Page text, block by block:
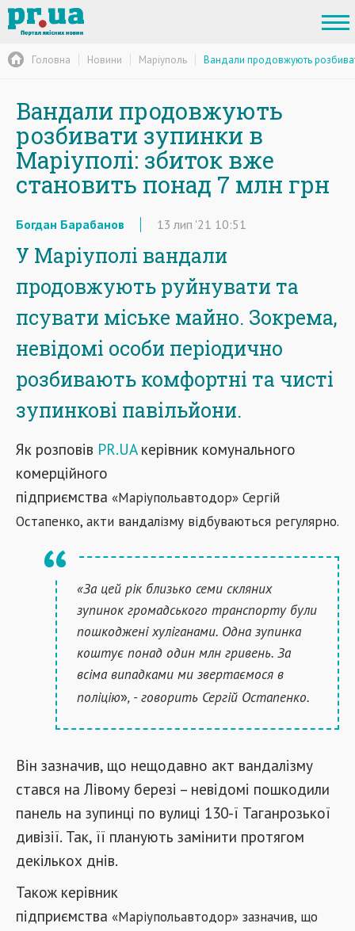
Головна Новини Маріуполь Вандали продовжують
Вандали продовжують
розбивати зупинки в
Маріуполі: збиток вже
становить понад 7 млн грн
Богдан Барабанов 13 лип '21 10:51
У Маріуполі вандали
продовжують руйнувати та
псувати міське майно. Зокрема,
невідомі особи періодично
розбивають комфортні та чисті
зупинкові павільйони.
Як розповів PR.UAкерівник комунального
комерційного
підприємства «Маріупольавтодор» Сергій
Остапенко, акти вандалізму відбуваються регулярно.
«За цей рік близько семи скляних
зупинок громадського транспорту були
пошкоджені хуліганами. Одна зупинка
коштує понад один млн гривень. За
всіма випадками ми звертаємося в
поліцію», - говорить Сергій Остапенко.
Він зазначив, що нещодавно акт вандалізму
стався на Лівому березі – невідомі пошкодили
панель на зупинці по вулиці 130-ї Таганрозької
дивізії. Так, її планують замінити протягом
декількох днів.
Також керівник
підприємства «Маріупольавтодор» зазначив, що